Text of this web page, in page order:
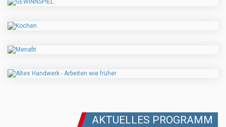
AKTUELLES PROGRAMM